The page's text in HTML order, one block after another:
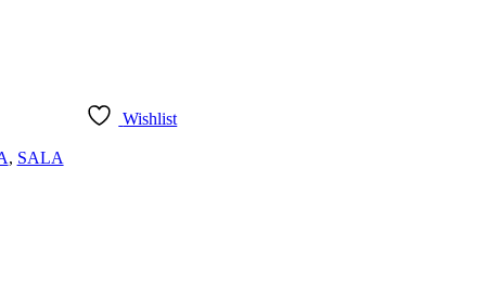
Wishlist
, SALA